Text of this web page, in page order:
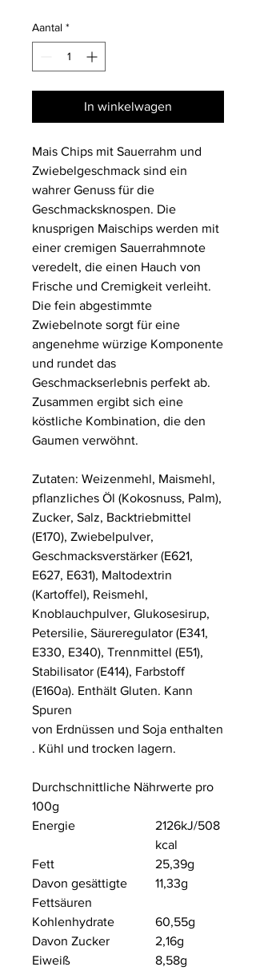
Aantal *
In winkelwagen
Mais Chips mit Sauerrahm und
Zwiebelgeschmack sind ein
wahrer Genuss für die
Geschmacksknospen. Die
knusprigen Maischips werden mit
einer cremigen Sauerrahmnote
veredelt, die einen Hauch von
Frische und Cremigkeit verleiht.
Die fein abgestimmte
Zwiebelnote sorgt für eine
angenehme würzige Komponente
und rundet das
Geschmackserlebnis perfekt ab.
Zusammen ergibt sich eine
köstliche Kombination, die den
Gaumen verwöhnt.
Zutaten: Weizenmehl, Maismehl,
pflanzliches Öl (Kokosnuss, Palm),
Zucker, Salz, Backtriebmittel
(E170), Zwiebelpulver,
Geschmacksverstärker (E621,
E627, E631), Maltodextrin
(Kartoffel), Reismehl,
Knoblauchpulver, Glukosesirup,
Petersilie, Säureregulator (E341,
E330, E340), Trennmittel (E51),
Stabilisator (E414), Farbstoff
(E160a). Enthält Gluten. Kann
Spuren
von Erdnüssen und Soja enthalten
. Kühl und trocken lagern.
Durchschnittliche Nährwerte pro
100g
Energie
2126kJ/508
kcal
Fett
Davon gesättigte
Fettsäuren
25,39g
11,33g
Kohlenhydrate
Davon Zucker
60,55g
2,16g
Eiweiß
8,58g